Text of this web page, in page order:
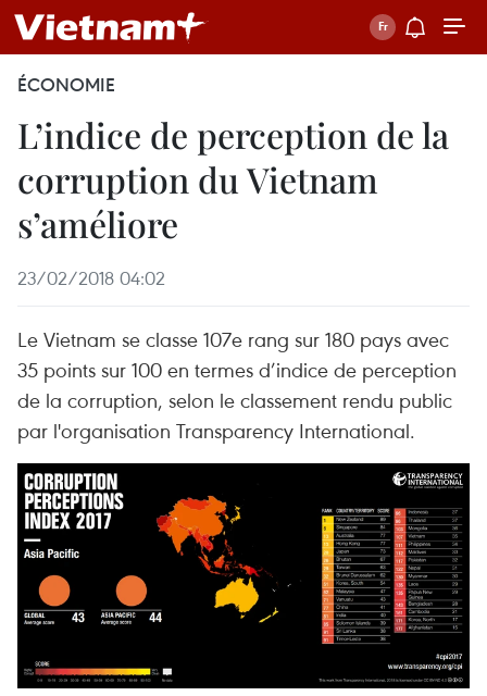
ÉCONOMIE
L’indice de perception de la
corruption du Vietnam
s’améliore
23/02/2018 04:02
Le Vietnam se classe 107e rang sur 180 pays avec
35 points sur 100 en termes d’indice de perception
de la corruption, selon le classement rendu public
par l'organisation Transparency International.